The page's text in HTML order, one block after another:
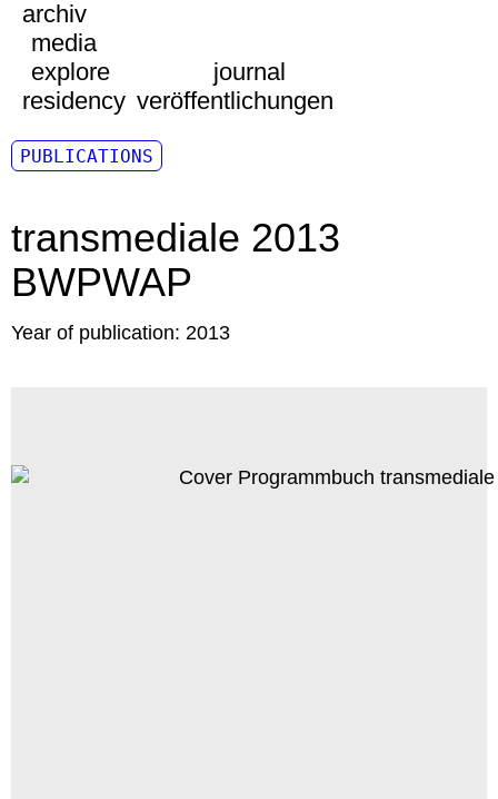
archiv
media
explore
journal
residency veröffentlichungen
PUBLICATIONS
transmediale 2013
BWPWAP
Year of publication: 2013